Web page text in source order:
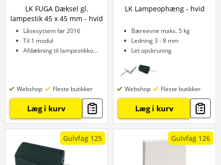
LK FUGA Dæksel gl.
lampestik 45 x 45 mm - hvid
Låsesystem før 2016
Til 1 modul
Afdækning til lampestikkontakt
Webshop Fleste butikker
Læg i kurv
LK Lampeophæng - hvid
Bæreevne maks. 5 kg
Ledning 3 - 8 mm
Let opskruning
Webshop Fleste butikker
Læg i kurv
Gulvfag 125 Gulvfag 126